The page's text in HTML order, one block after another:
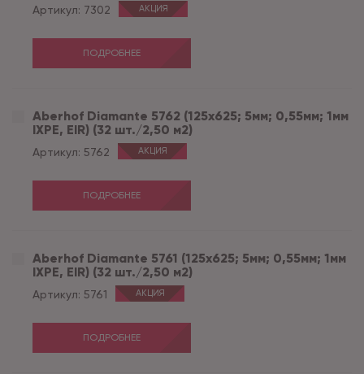
Артикул: 7302 АКЦИЯ
ПОДРОБНЕЕ
Aberhof Diamante 5762 (125x625; 5мм; 0,55мм; 1мм
IXPE, EIR) (32 шт./2,50 м2)
Артикул: 5762 АКЦИЯ
ПОДРОБНЕЕ
Aberhof Diamante 5761 (125x625; 5мм; 0,55мм; 1мм
IXPE, EIR) (32 шт./2,50 м2)
Артикул: 5761 АКЦИЯ
ПОДРОБНЕЕ